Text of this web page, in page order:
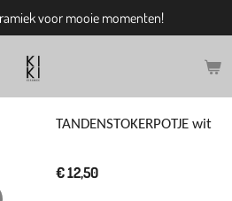
voor mooie momenten!
TANDENSTOKERPOTJE wit
€ 12,50